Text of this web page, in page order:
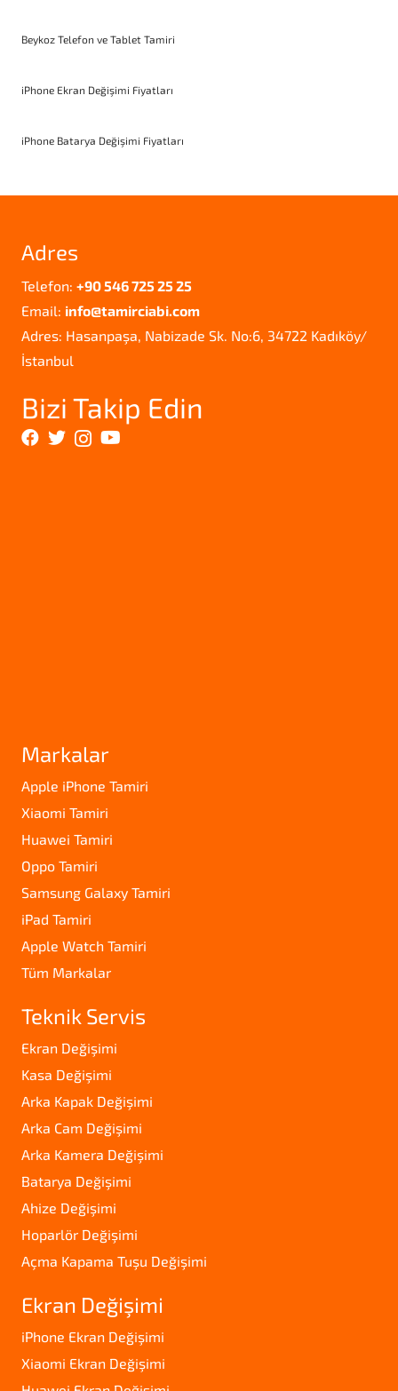
Beykoz Telefon ve Tablet Tamiri
iPhone Ekran Değişimi Fiyatları
iPhone Batarya Değişimi Fiyatları
Adres
Telefon: +90 546 725 25 25
Email: info@tamirciabi.com
Adres: Hasanpaşa, Nabizade Sk. No:6, 34722 Kadıköy/
İstanbul
Bizi Takip Edin
Markalar
Apple iPhone Tamiri
Xiaomi Tamiri
Huawei Tamiri
Oppo Tamiri
Samsung Galaxy Tamiri
iPad Tamiri
Apple Watch Tamiri
Tüm Markalar
Teknik Servis
Ekran Değişimi
Kasa Değişimi
Arka Kapak Değişimi
Arka Cam Değişimi
Arka Kamera Değişimi
Batarya Değişimi
Ahize Değişimi
Hoparlör Değişimi
Açma Kapama Tuşu Değişimi
Ekran Değişimi
iPhone Ekran Değişimi
Xiaomi Ekran Değişimi